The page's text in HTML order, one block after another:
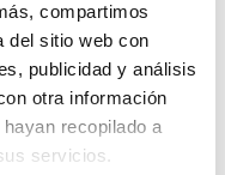
compartimos
del sitio web con
publicidad y análisis
otra información
recopilado a
servicios.
el ocio juvenil,
riesgos y
y el tiempo libre
que tienen las
de ocio